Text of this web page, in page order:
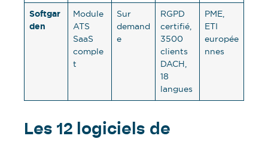
Softgar
den
Module
ATS
SaaS
comple
t
Sur
demand
e
RGPD
certifié,
3500
clients
DACH,
18
langues
PME,
ETI
europée
nnes
Les 12 logiciels de